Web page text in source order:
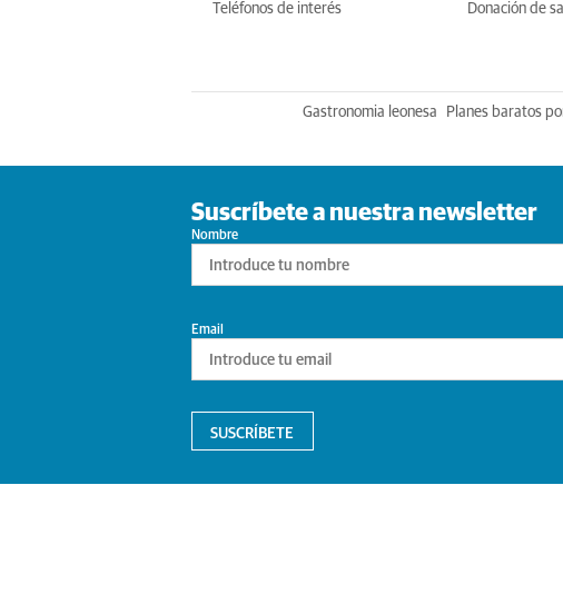
Teléfonos de interés Donación de
Gastronomia leonesa Planes baratos
Suscríbete a nuestra newsletter
Nombre
Email
SUSCRÍBETE